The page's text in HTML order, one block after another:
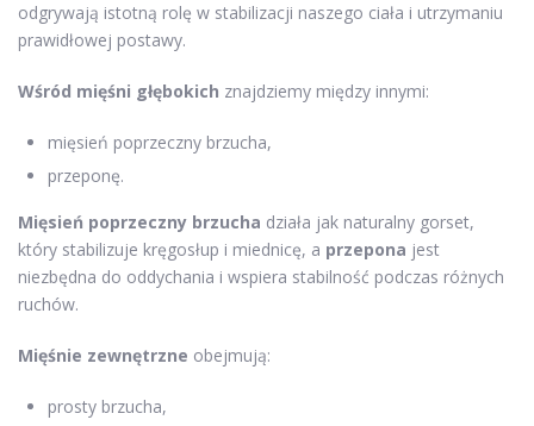
odgrywają istotną rolę w stabilizacji naszego ciała i utrzymaniu
prawidłowej postawy.
Wśród mięśni głębokich znajdziemy między innymi:
mięsień poprzeczny brzucha,
przeponę.
Mięsień poprzeczny brzucha działa jak naturalny gorset,
który stabilizuje kręgosłup i miednicę, a przepona jest
niezbędna do oddychania i wspiera stabilność podczas różnych
ruchów.
Mięśnie zewnętrzne obejmują:
prosty brzucha,